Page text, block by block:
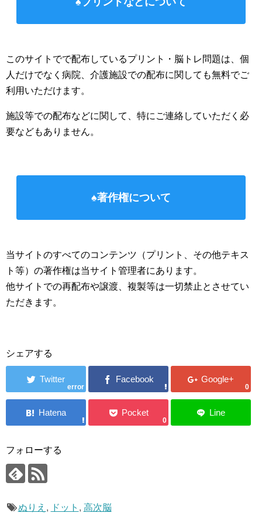
このサイトでで配布しているプリント・脳トレ問題は、個
人だけでなく病院、介護施設での配布に関しても無料でご
利用いただけます。
施設等での配布などに関して、特にご連絡していただく必
要などもありません。
♠著作権について
当サイトのすべてのコンテンツ（プリント、その他テキス
ト等）の著作権は当サイト管理者にあります。
他サイトでの再配布や譲渡、複製等は一切禁止とさせてい
ただきます。
シェアする
error 0
0
フォローする
ぬりえ , ドット , 高次脳